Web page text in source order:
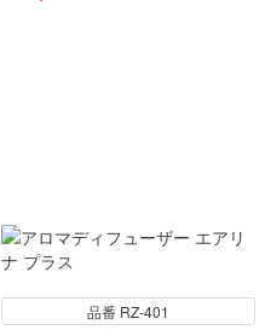
品番 RZ-401